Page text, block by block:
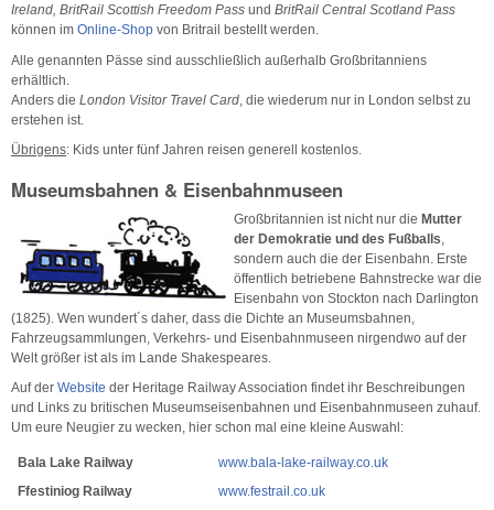
Ireland, BritRail Scottish Freedom Pass und BritRail Central Scotland Pass
können im Online-Shop von Britrail bestellt werden.
Alle genannten Pässe sind ausschließlich außerhalb Großbritanniens
erhältlich.
Anders die London Visitor Travel Card , die wiederum nur in London selbst zu
erstehen ist.
Übrigens: Kids unter fünf Jahren reisen generell kostenlos.
Museumsbahnen & Eisenbahnmuseen
Großbritannien ist nicht nur die Mutter
der Demokratie und des Fußballs
sondern auch die der Eisenbahn. Erste
öffentlich betriebene Bahnstrecke war die
Eisenbahn von Stockton nach Darlington
(1825). Wen wundert´s daher, dass die Dichte an Museumsbahnen,
Fahrzeugsammlungen, Verkehrs- und Eisenbahnmuseen nirgendwo auf der
Welt größer ist als im Lande Shakespeares.
Auf der Website der Heritage Railway Association findet ihr Beschreibungen
und Links zu britischen Museumseisenbahnen und Eisenbahnmuseen zuhauf.
Um eure Neugier zu wecken, hier schon mal eine kleine Auswahl:
Bala Lake Railway
www.bala-lake-railway.co.uk
Ffestiniog Railway
www.festrail.co.uk